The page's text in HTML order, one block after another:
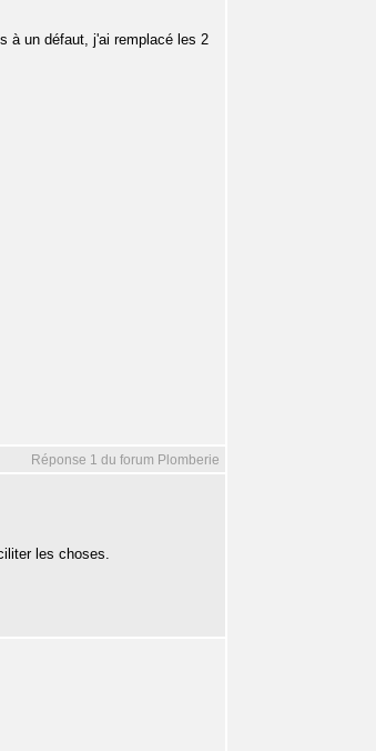
à un défaut, j'ai remplacé les 2
Réponse 1 du forum Plomberie
les choses.